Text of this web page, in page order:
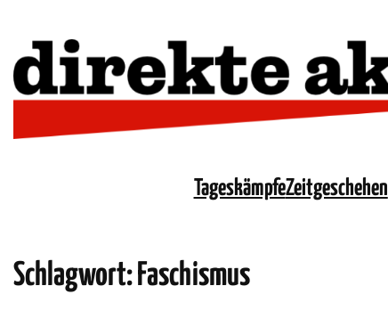
TageskämpfeZeitgeschehen
Schlagwort:Faschismus